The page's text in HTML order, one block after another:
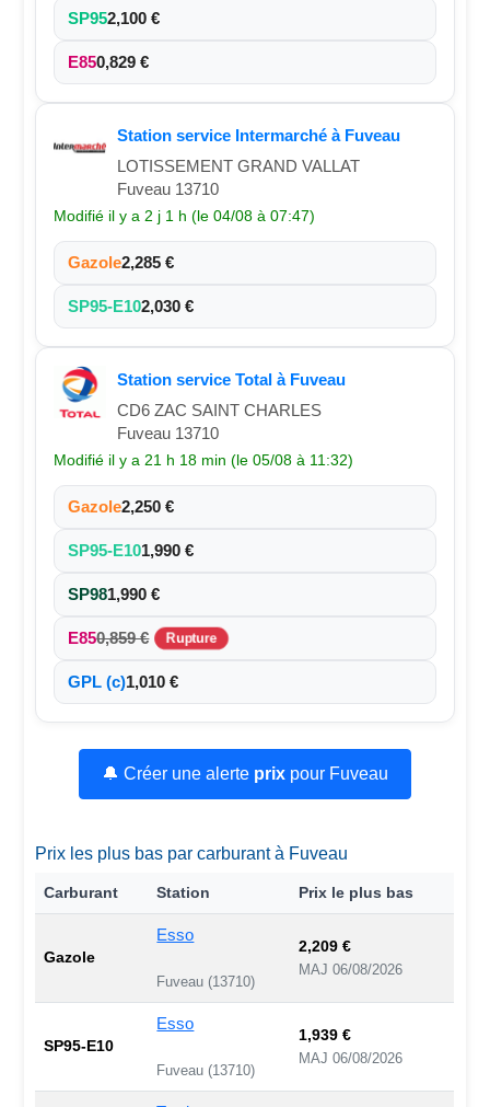
SP952,100 €
E850,829 €
Station service Intermarché à Fuveau
LOTISSEMENT GRAND VALLAT
Fuveau 13710
Modifié il y a 2 j 1 h (le 04/08 à 07:47)
Gazole2,285 €
SP95-E102,030 €
Station service Total à Fuveau
CD6 ZAC SAINT CHARLES
Fuveau 13710
Modifié il y a 21 h 18 min (le 05/08 à 11:32)
Gazole2,250 €
SP95-E101,990 €
SP981,990 €
E850,859 € Rupture
GPL (c)1,010 €
🔔 Créer une alerte prix pour Fuveau
Prix les plus bas par carburant à Fuveau
Carburant Station Prix le plus bas
Gazole
Esso
Fuveau (13710)
2,209 €
MAJ 06/08/2026
SP95-E10
Esso
Fuveau (13710)
1,939 €
MAJ 06/08/2026